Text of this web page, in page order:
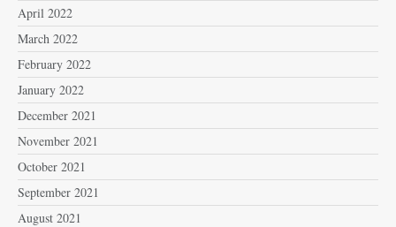
April 2022
March 2022
February 2022
January 2022
December 2021
November 2021
October 2021
September 2021
August 2021